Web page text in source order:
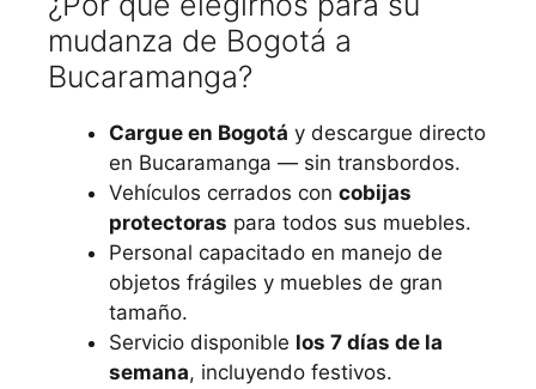
mudanza de Bogotá a
Bucaramanga?
Cargue en Bogotá y descargue directo
en Bucaramanga — sin transbordos.
Vehículos cerrados con cobijas
protectoras para todos sus muebles.
Personal capacitado en manejo de
objetos frágiles y muebles de gran
tamaño.
Servicio disponible los 7 días de la
semana, incluyendo festivos.